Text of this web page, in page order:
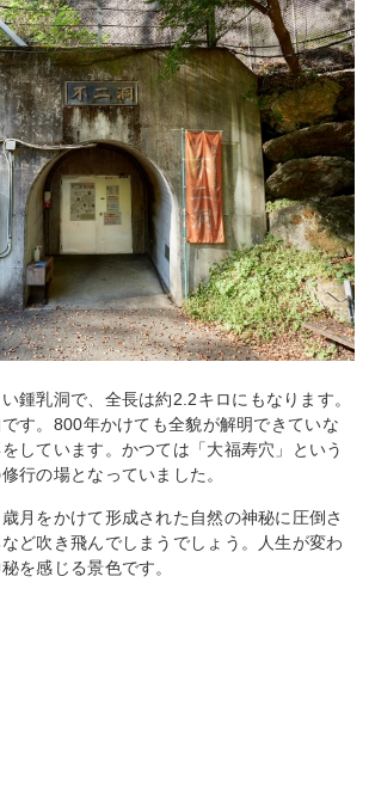
鍾乳洞で、全長は約2.2キロにもなります。
す。800年かけても全貌が解明できていな
しています。かつては「大福寿穴」という
行の場となっていました。
月をかけて形成された自然の神秘に圧倒さ
ど吹き飛んでしまうでしょう。人生が変わ
を感じる景色です。